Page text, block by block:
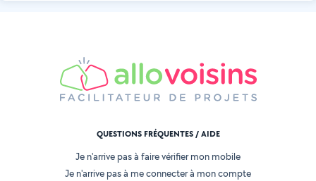
QUESTIONS FRÉQUENTES / AIDE
Je n'arrive pas à faire vérifier mon mobile
Je n'arrive pas à me connecter à mon compte